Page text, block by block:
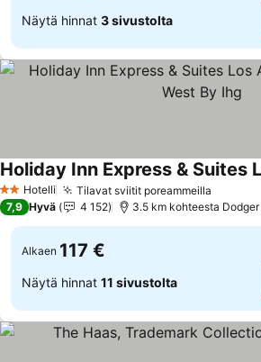
Näytä hinnat 3 sivustolta
2 Tähtiluokitus
Hotelli Tilavat sviitit poreammeilla
7,9 Hyvä 4 152 3.5 km kohteesta
Alkaen 117 €
Näytä hinnat 11 sivustolta